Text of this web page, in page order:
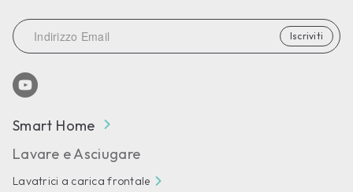
Iscriviti
Smart Home
Lavare e Asciugare
Lavatrici a carica frontale